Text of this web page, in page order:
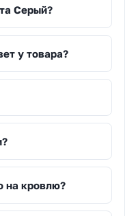
Серый?
у товара?
на кровлю?